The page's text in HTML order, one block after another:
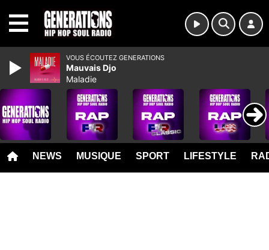
NEWS MUSIQUE SPORT LIFESTYLE
VOUS ÉCOUTEZ GENERATIONS
Mauvais Djo
Maladie